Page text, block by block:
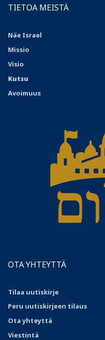
TIETOA MEISTÄ
Näe Israel
Missio
Visio
Kutsu
Avoimuus
OTA YHTEYTTÄ
Tilaa uutiskirje
Peru uutiskirjeen tilaus
Otayhteyttä
Viestintä